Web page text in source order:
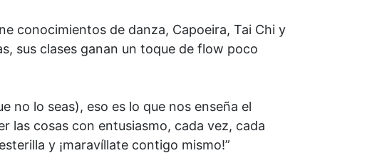
conocimientos de danza, Capoeira, Tai Chi y
sus clases ganan un toque de flow poco
no lo seas), eso es lo que nos enseña el
las cosas con entusiasmo, cada vez, cada
y ¡maravíllate contigo mismo!”